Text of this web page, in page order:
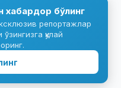
хабардор бўлинг
репортажлар
қулай